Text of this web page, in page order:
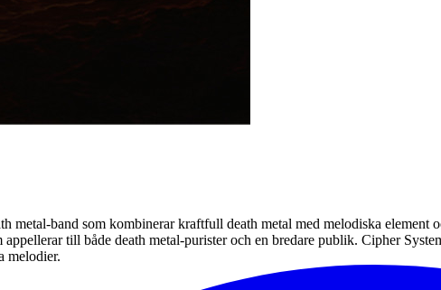
metal-band som kombinerar kraftfull death metal med melodiska
till både death metal-purister och en bredare publik. Cipher
melodier.